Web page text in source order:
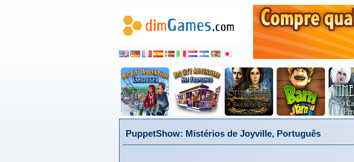
PuppetShow: Mistérios de Joyville, Português